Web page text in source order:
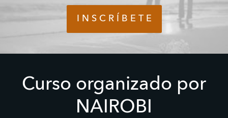
I N S C R Í B E T E
Curso organizado por
NAIROBI